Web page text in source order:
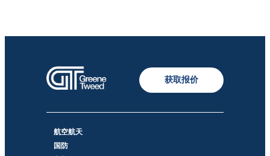
获取报价
航空航天
国防